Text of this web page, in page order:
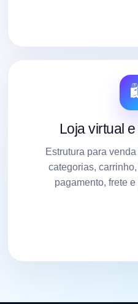
Loja virtual
Estrutura para
categorias,
pagamento, frete